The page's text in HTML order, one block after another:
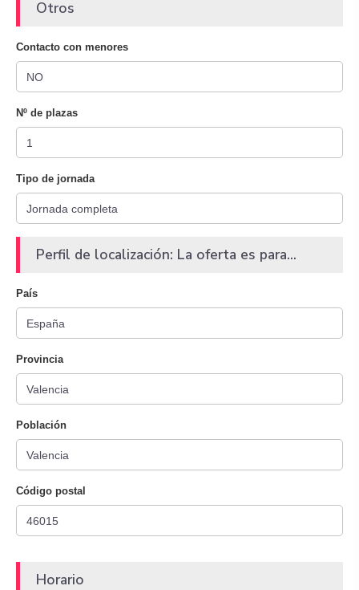
Otros
Contacto con menores
Nº de plazas
Tipo de jornada
Perfil de localización: La oferta es para...
País
Provincia
Población
Código postal
Horario